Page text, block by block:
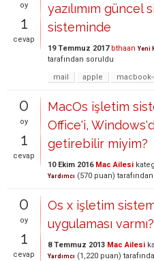
oy
1
cevap
yazılımım güncel
sisteminde
19 Temmuz 2017 bthaan Yeni
tarafından soruldu
mail
apple
0
oy
1
cevap
MacOs işletim
Office'i,
getirebilir miyim?
10 Ekim 2016 Mac Ailesi
Yardımcı (570 puan) tarafından
0
oy
1
cevap
Os x işletim
uygulaması varmı?
8 Temmuz 2013 Mac Ailesi
Yardımcı (1,220 puan)